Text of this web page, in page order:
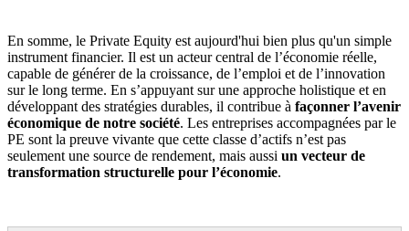
En somme, le Private Equity est aujourd'hui bien plus qu'un simple
instrument financier. Il est un acteur central de l’économie réelle,
capable de générer de la croissance, de l’emploi et de l’innovation
sur le long terme. En s’appuyant sur une approche holistique et en
développant des stratégies durables, il contribue à façonner l’avenir
économique de notre société. Les entreprises accompagnées par le
PE sont la preuve vivante que cette classe d’actifs n’est pas
seulement une source de rendement, mais aussi un vecteur de
transformation structurelle pour l’économie.